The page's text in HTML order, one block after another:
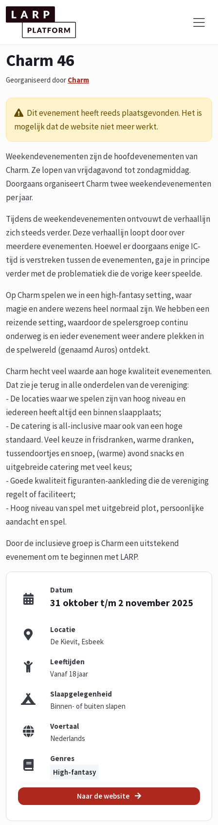
Charm 46
Georganiseerd door Charm
Dit evenement heeft reeds plaatsgevonden. Het is
mogelijk dat de website niet meer werkt.
Weekendevenementen zijn de hoofdevenementen van
Charm. Ze lopen van vrijdagavond tot zondagmiddag.
Doorgaans organiseert Charm twee weekendevenementen
per jaar.
Tijdens de weekendevenementen ontvouwt de verhaallijn
zich steeds verder. Deze verhaallijn loopt door over
meerdere evenementen. Hoewel er doorgaans enige IC-
tijd is verstreken tussen de evenementen, ga je in principe
verder met de problematiek die de vorige keer speelde.
Op Charm spelen we in een high-fantasy setting, waar
magie en andere wezens heel normaal zijn. We hebben een
reizende setting, waardoor de spelersgroep continu
onderweg is en ieder evenement weer andere plekken in
de spelwereld (genaamd Auros) ontdekt.
Charm hecht veel waarde aan hoge kwaliteit evenementen.
Dat zie je terug in alle onderdelen van de vereniging:
- De locaties waar we spelen zijn van hoog niveau en
iedereen heeft altijd een binnen slaapplaats;
- De catering is all-inclusive maar ook van een hoge
standaard. Veel keuze in frisdranken, warme dranken,
tussendoortjes en snoep, (warme) avond snacks en
uitgebreide catering met veel keus;
- Goede kwaliteit figuranten-aankleding die de vereniging
regelt of faciliteert;
- Hoog niveau van spel met uitgebreid plot, persoonlijke
aandacht en spel.
Door de inclusieve groep is Charm een uitstekend
evenement om te beginnen met LARP.
Datum
31 oktober t/m 2 november 2025
Locatie
De Kievit, Esbeek
Leeftijden
Vanaf 18 jaar
Slaapgelegenheid
Binnen- of buiten slapen
Voertaal
Nederlands
Genres
High-fantasy
Naar de website